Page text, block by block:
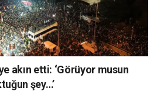
akın etti: ‘Görüyor musun
şey…’